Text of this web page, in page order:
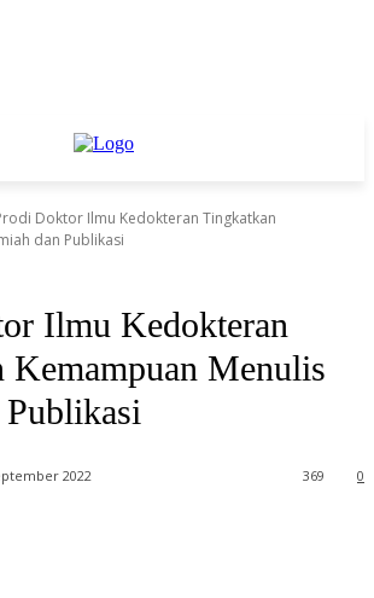
Doktor Ilmu Kedokteran Tingkatkan
dan Publikasi
Ilmu Kedokteran
Kemampuan Menulis
2022 0
369